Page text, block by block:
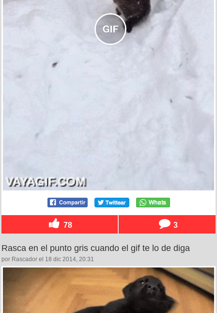
78 3
Rasca en el punto gris cuando el gif te lo de diga
por Rascador el 18 dic 2014, 20:31